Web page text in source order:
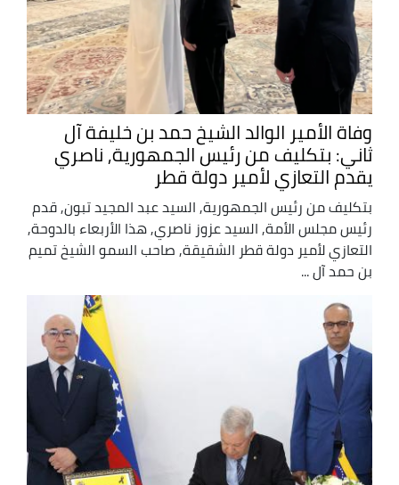
وفاة الأمير الوالد الشيخ حمد بن خليفة آل
ثاني: بتكليف من رئيس الجمهورية, ناصري
يقدم التعازي لأمير دولة قطر
بتكليف من رئيس الجمهورية, السيد عبد المجيد تبون, قدم
رئيس مجلس الأمة, السيد عزوز ناصري, هذا الأربعاء بالدوحة,
التعازي لأمير دولة قطر الشقيقة, صاحب السمو الشيخ تميم
بن حمد آل ...